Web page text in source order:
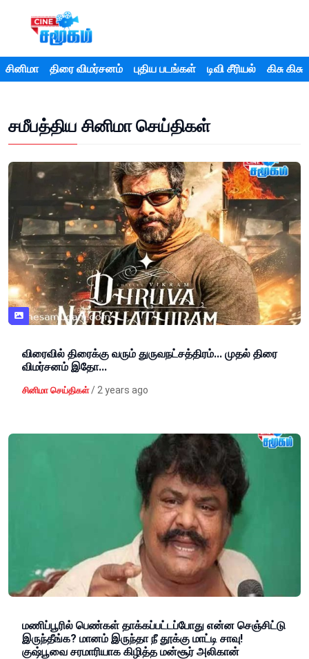
சினிமா திரை விமர்சனம் புதிய படங்கள் டிவி சீரியல் கிசு கிசு
சமீபத்திய சினிமா செய்திகள்
விரைவில் திரைக்கு வரும் துருவநட்சத்திரம்... முதல் திரை
விமர்சனம் இதோ...
சினிமா செய்திகள் / 2 years ago
மணிப்பூரில் பெண்கள் தாக்கப்பட்டப்போது என்ன செஞ்சிட்டு
இருந்தீங்க? மானம் இருந்தா நீ தூக்கு மாட்டி சாவு!
குஷ்பூவை சரமாரியாக கிழித்த மன்சூர் அலிகான்